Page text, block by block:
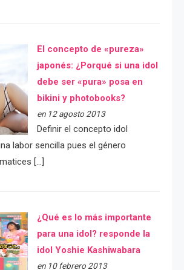
El concepto de «pureza»
japonés: ¿Porqué si una idol
debe ser «pura» posa en
bikini y photobooks?
en 12 agosto 2013
Definir el concepto idol
labor sencilla pues el género
[…]
¿Qué es lo más importante
para una idol? responde la
idol Yoshie Kashiwabara
en 10 febrero 2013